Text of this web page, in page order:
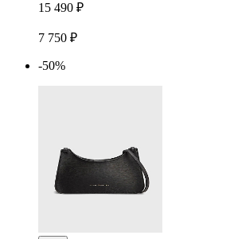
15 490 ₽
7 750 ₽
-50%